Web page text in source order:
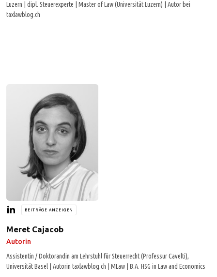
Luzern | dipl. Steuerexperte | Master of Law (Universität Luzern) | Autor bei
taxlawblog.ch
BEITRÄGE ANZEIGEN
Meret Cajacob
Autorin
Assistentin / Doktorandin am Lehrstuhl für Steuerrecht (Professur Cavelti),
Universität Basel | Autorin taxlawblog.ch | MLaw | B.A. HSG in Law and Economics